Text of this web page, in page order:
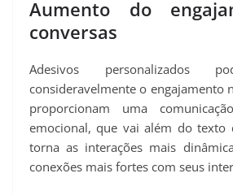
Aumento do
conversas
Adesivos personalizados
consideravelmente o engajamento
proporcionam uma
emocional, que vai além do texto
torna as interações mais
conexões mais fortes com seus